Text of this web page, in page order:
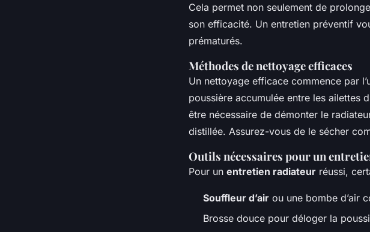
Cela permet non seulement de
son efficacité. Un entretien préventif
prématurés.
Méthodes de nettoyage efficaces
Un nettoyage efficace commence par
poussière accumulée entre les ailettes
être nécessaire de démonter le
distillée. Assurez-vous de le sécher
Outils nécessaires pour un
Pour un entretien radiateur réussi,
Souffleur d’air ou une bombe d’air
Brosse douce pour déloger la